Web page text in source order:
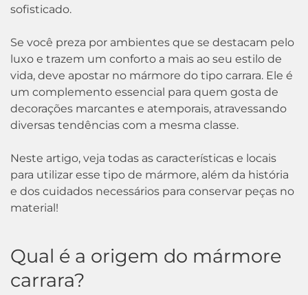
sofisticado.
Se você preza por ambientes que se destacam pelo
luxo e trazem um conforto a mais ao seu estilo de
vida, deve apostar no mármore do tipo carrara. Ele é
um complemento essencial para quem gosta de
decorações marcantes e atemporais, atravessando
diversas tendências com a mesma classe.
Neste artigo, veja todas as características e locais
para utilizar esse tipo de mármore, além da história
e dos cuidados necessários para conservar peças no
material!
Qual é a origem do mármore
carrara?